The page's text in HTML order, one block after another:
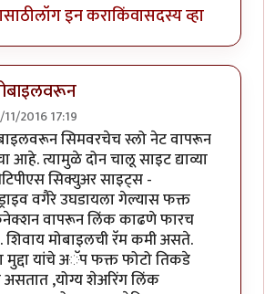
लॉग इन कराकिंवासदस्य व्हा
2016 17:19
सिमवरचेच स्लो नेट वापरून
आहे. त्यामुळे दोन चालू साइट द्याव्या
सिक्युअर साइट्स -
वगैरे उघडायला गेल्यास फक्त
वापरून लिंक काढणे फारच
शिवाय मोबाइलची रॅम कमी असते.
मुद्दा यांचे अॅप फक्त फोटो तिकडे
,योग्य शेअरिंग लिंक